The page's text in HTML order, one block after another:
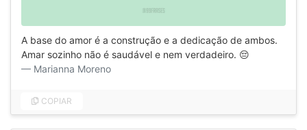
A base do amor é a construção e a dedicação de ambos.
Amar sozinho não é saudável e nem verdadeiro. 😔
Marianna Moreno
COPIAR